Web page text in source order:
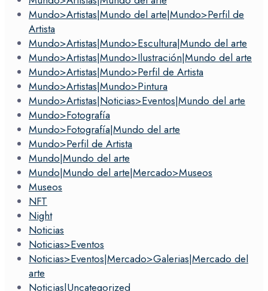
Mundo>Artistas|Mundo del arte|Mundo>Perfil de
Artista
Mundo>Artistas|Mundo>Escultura|Mundo del arte
Mundo>Artistas|Mundo>Ilustración|Mundo del arte
Mundo>Artistas|Mundo>Perfil de Artista
Mundo>Artistas|Mundo>Pintura
Mundo>Artistas|Noticias>Eventos|Mundo del arte
Mundo>Fotografía
Mundo>Fotografía|Mundo del arte
Mundo>Perfil de Artista
Mundo|Mundo del arte
Mundo|Mundo del arte|Mercado>Museos
Museos
NFT
Night
Noticias
Noticias>Eventos
Noticias>Eventos|Mercado>Galerias|Mercado del
arte
Noticias|Uncategorized